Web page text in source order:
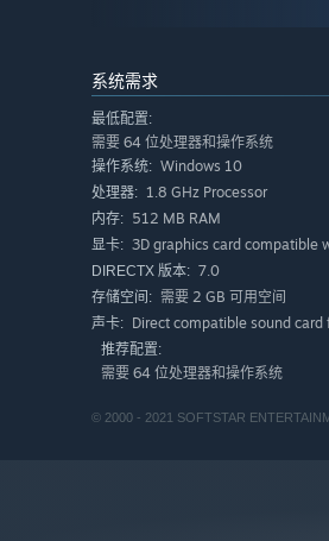
五行相生相克
本作中的属性系统来自中国传
每一种法术也对应一种属性。
会回复对象生命。
可爱的符鬼小帮手
在本作中，新加入了符鬼系统
玩家可以通过炼妖壶捕捉怪兽
系统需求
最低配置:
需要 64 位处理器和操作系统
操作系统: Windows 10
处理器: 1.8 GHz Processor
内存: 512 MB RAM
显卡: 3D graphics card compatible
DIRECTX 版本: 7.0
存储空间: 需要 2 GB 可用空间
声卡: Direct compatible sound card
推荐配置:
需要 64 位处理器和操作系统
© 2000 - 2021 SOFTSTAR